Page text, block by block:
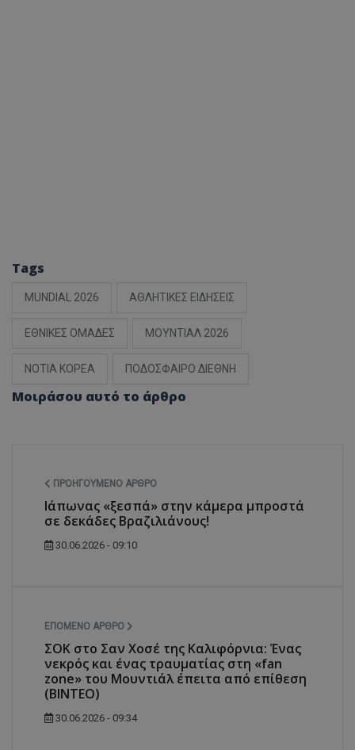
Tags
MUNDIAL 2026 ΑΘΛΗΤΙΚΕΣ ΕΙΔΗΣΕΙΣ
ΕΘΝΙΚΕΣ ΟΜΑΔΕΣ ΜΟΥΝΤΙΑΛ 2026
ΝΟΤΙΑ ΚΟΡΕΑ ΠΟΔΟΣΦΑΙΡΟ ΔΙΕΘΝΗ
Μοιράσου αυτό το άρθρο
ΠΡΟΗΓΟΎΜΕΝΟ ΆΡΘΡΟ
Ιάπωνας «ξεσπά» στην κάμερα μπροστά
σε δεκάδες Βραζιλιάνους!
30.06.2026 - 09:10
ΕΠΌΜΕΝΟ ΆΡΘΡΟ
ΣΟΚ στο Σαν Χοσέ της Καλιφόρνια: Ένας
νεκρός και ένας τραυματίας στη «fan
zone» του Μουντιάλ έπειτα από επίθεση
(ΒΙΝΤΕΟ)
30.06.2026 - 09:34